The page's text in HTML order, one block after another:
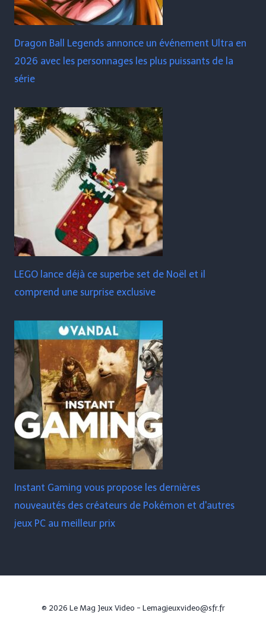
Dragon Ball Legends annonce un événement Ultra en
2026 avec les personnages les plus puissants de la
série
LEGO lance déjà ce superbe set de Noël et il
comprend une surprise exclusive
Instant Gaming vous propose les dernières
nouveautés des créateurs de Pokémon et d'autres
jeux PC au meilleur prix
© 2026 Le Mag Jeux Video - Lemagjeuxvideo@sfr.fr